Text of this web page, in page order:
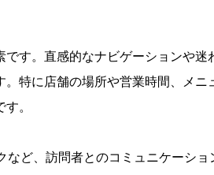
す。直感的なナビゲーションや迷
特に店舗の場所や営業時間、メニ
。
など、訪問者とのコミュニケーシ